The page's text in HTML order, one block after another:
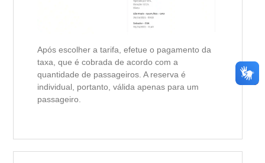
Após escolher a tarifa, efetue o pagamento da
taxa, que é cobrada de acordo com a
quantidade de passageiros. A reserva é
individual, portanto, válida apenas para um
passageiro.